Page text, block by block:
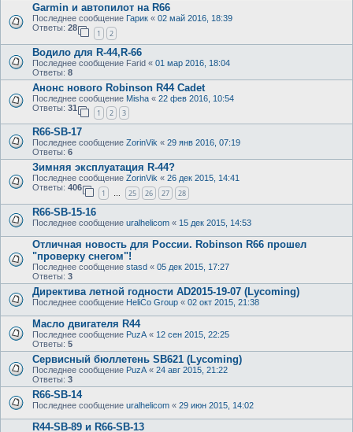
Garmin и автопилот на R66
Последнее сообщение Гарик « 02 май 2016, 18:39
Ответы: 28
1 2
Водило для R-44,R-66
Последнее сообщение Farid « 01 мар 2016, 18:04
Ответы: 8
Анонс нового Robinson R44 Cadet
Последнее сообщение Misha « 22 фев 2016, 10:54
Ответы: 31
1 2 3
R66-SB-17
Последнее сообщение ZorinVik « 29 янв 2016, 07:19
Ответы: 6
Зимняя эксплуатация R-44?
Последнее сообщение ZorinVik « 26 дек 2015, 14:41
Ответы: 406
1 … 25 26 27 28
R66-SB-15-16
Последнее сообщение uralhelicom « 15 дек 2015, 14:53
Отличная новость для России. Robinson R66 прошел
"проверку снегом"!
Последнее сообщение stasd « 05 дек 2015, 17:27
Ответы: 3
Директива летной годности AD2015-19-07 (Lycoming)
Последнее сообщение HeliCo Group « 02 окт 2015, 21:38
Масло двигателя R44
Последнее сообщение PuzA « 12 сен 2015, 22:25
Ответы: 5
Сервисный бюллетень SB621 (Lycoming)
Последнее сообщение PuzA « 24 авг 2015, 21:22
Ответы: 3
R66-SB-14
Последнее сообщение uralhelicom « 29 июн 2015, 14:02
R44-SB-89 и R66-SB-13